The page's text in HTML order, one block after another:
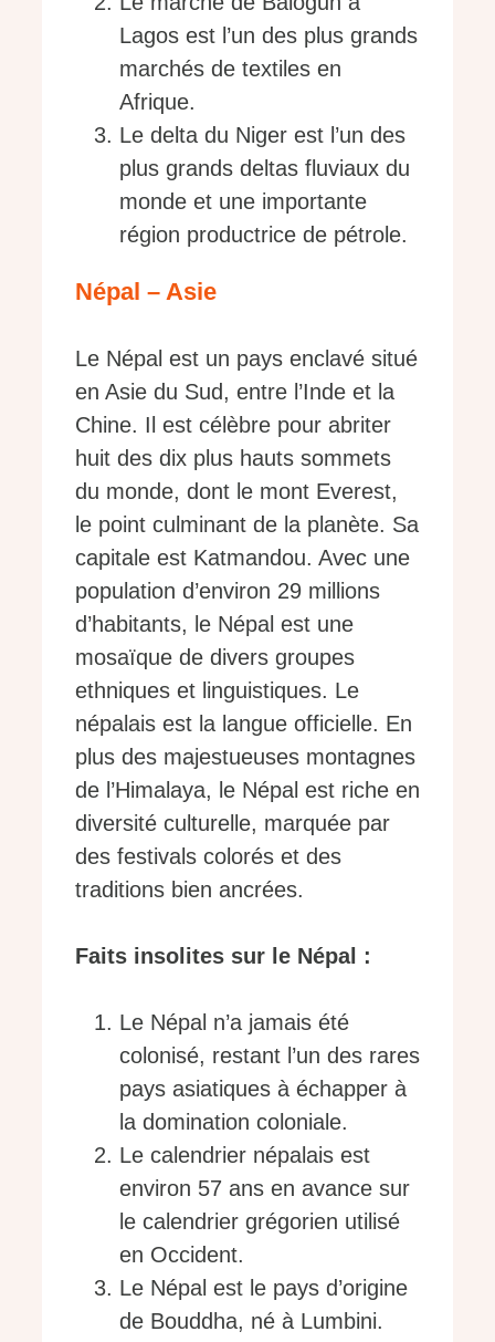
Lagos est l’un des plus grands
marchés de textiles en
Afrique.
Le delta du Niger est l’un des
plus grands deltas fluviaux du
monde et une importante
région productrice de pétrole.
Népal – Asie
Le Népal est un pays enclavé situé
en Asie du Sud, entre l’Inde et la
Chine. Il est célèbre pour abriter
huit des dix plus hauts sommets
du monde, dont le mont Everest,
le point culminant de la planète. Sa
capitale est Katmandou. Avec une
population d’environ 29 millions
d’habitants, le Népal est une
mosaïque de divers groupes
ethniques et linguistiques. Le
népalais est la langue officielle. En
plus des majestueuses montagnes
de l’Himalaya, le Népal est riche en
diversité culturelle, marquée par
des festivals colorés et des
traditions bien ancrées.
Faits insolites sur le Népal :
Le Népal n’a jamais été
colonisé, restant l’un des rares
pays asiatiques à échapper à
la domination coloniale.
Le calendrier népalais est
environ 57 ans en avance sur
le calendrier grégorien utilisé
en Occident.
Le Népal est le pays d’origine
de Bouddha, né à Lumbini.